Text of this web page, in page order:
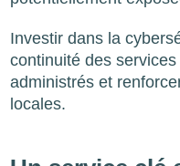
Investir dans la
continuité des
administrés et
locales.